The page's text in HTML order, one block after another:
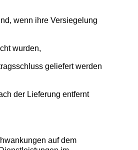
wenn ihre Versiegelung
wurden,
geliefert werden
der Lieferung entfernt
auf dem